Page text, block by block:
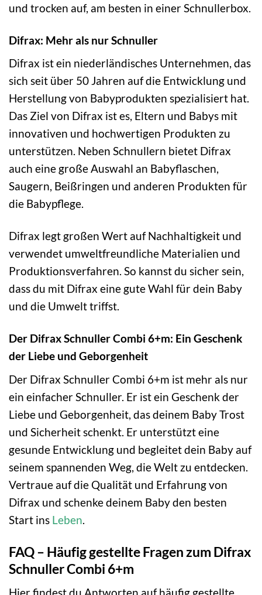
und trocken auf, am besten in einer Schnullerbox.
Difrax: Mehr als nur Schnuller
Difrax ist ein niederländisches Unternehmen, das
sich seit über 50 Jahren auf die Entwicklung und
Herstellung von Babyprodukten spezialisiert hat.
Das Ziel von Difrax ist es, Eltern und Babys mit
innovativen und hochwertigen Produkten zu
unterstützen. Neben Schnullern bietet Difrax
auch eine große Auswahl an Babyflaschen,
Saugern, Beißringen und anderen Produkten für
die Babypflege.
Difrax legt großen Wert auf Nachhaltigkeit und
verwendet umweltfreundliche Materialien und
Produktionsverfahren. So kannst du sicher sein,
dass du mit Difrax eine gute Wahl für dein Baby
und die Umwelt triffst.
Der Difrax Schnuller Combi 6+m: Ein Geschenk
der Liebe und Geborgenheit
Der Difrax Schnuller Combi 6+m ist mehr als nur
ein einfacher Schnuller. Er ist ein Geschenk der
Liebe und Geborgenheit, das deinem Baby Trost
und Sicherheit schenkt. Er unterstützt eine
gesunde Entwicklung und begleitet dein Baby auf
seinem spannenden Weg, die Welt zu entdecken.
Vertraue auf die Qualität und Erfahrung von
Difrax und schenke deinem Baby den besten
Start ins Leben.
FAQ – Häufig gestellte Fragen zum Difrax
Schnuller Combi 6+m